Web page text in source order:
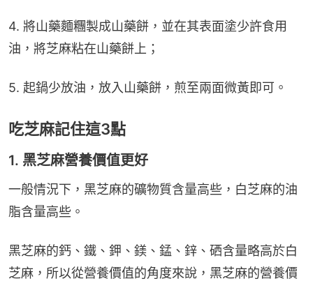
4. 將山藥麵糰製成山藥餅，並在其表面塗少許食用
油，將芝麻粘在山藥餅上；
5. 起鍋少放油，放入山藥餅，煎至兩面微黃即可。
吃芝麻記住這3點
1. 黑芝麻營養價值更好
一般情況下，黑芝麻的礦物質含量高些，白芝麻的油
脂含量高些。
黑芝麻的鈣、鐵、鉀、鎂、錳、鋅、硒含量略高於白
芝麻，所以從營養價值的角度來說，黑芝麻的營養價